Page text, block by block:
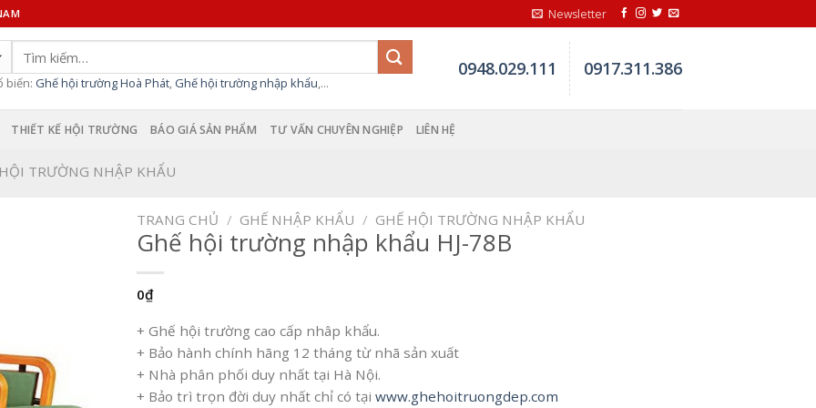
Newsletter
Tìm
kiếm:
biến: Ghế hội trường Hoà Phát, Ghế hội trường nhập khẩu,...
0948.029.111 0917.311.386
THIẾT KẾ HỘI TRƯỜNG BÁO GIÁ SẢN PHẨM TƯ VẤN CHUYÊN NGHIỆP LIÊN HỆ
TRƯỜNG NHẬP KHẨU
TRANG CHỦ / GHẾ NHẬP KHẨU / GHẾ HỘI TRƯỜNG NHẬP KHẨU
Ghế hội trường nhập khẩu HJ-78B
0₫
+ Ghế hội trường cao cấp nhâp khẩu.
+ Bảo hành chính hãng 12 tháng từ nhã sản xuất
+ Nhà phân phối duy nhất tại Hà Nội.
+ Bảo trì trọn đời duy nhất chỉ có tạiwww.ghehoitruongdep.com